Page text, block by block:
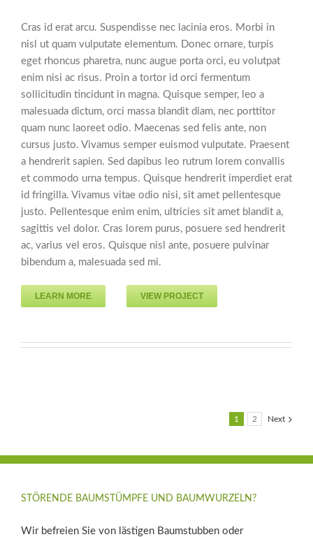
Cras id erat arcu. Suspendisse nec lacinia eros. Morbi in
nisl ut quam vulputate elementum. Donec ornare, turpis
eget rhoncus pharetra, nunc augue porta orci, eu volutpat
enim nisi ac risus. Proin a tortor id orci fermentum
sollicitudin tincidunt in magna. Quisque semper, leo a
malesuada dictum, orci massa blandit diam, nec porttitor
quam nunc laoreet odio. Maecenas sed felis ante, non
cursus justo. Vivamus semper euismod vulputate. Praesent
a hendrerit sapien. Sed dapibus leo rutrum lorem convallis
et commodo urna tempus. Quisque hendrerit imperdiet erat
id fringilla. Vivamus vitae odio nisi, sit amet pellentesque
justo. Pellentesque enim enim, ultricies sit amet blandit a,
sagittis vel dolor. Cras lorem purus, posuere sed hendrerit
ac, varius vel eros. Quisque nisl ante, posuere pulvinar
bibendum a, malesuada sed mi.
LEARN MORE VIEW PROJECT
1 2 Next
STÖRENDE BAUMSTÜMPFE UND BAUMWURZELN?
Wir befreien Sie von lästigen Baumstubben oder